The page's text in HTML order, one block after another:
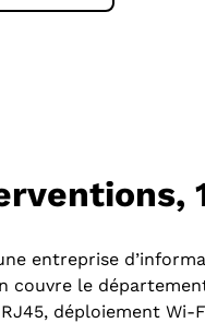
entreprise
couvre le
déploiement Wi-